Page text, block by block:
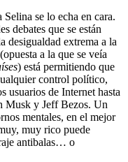
se lo echa en cara.
debates que se están
desigualdad extrema a la
a la que se veía
) está permitiendo que
control político,
usuarios de Internet hasta
Musk y Jeff Bezos. Un
mentales, en el mejor
muy rico puede
antibalas… o